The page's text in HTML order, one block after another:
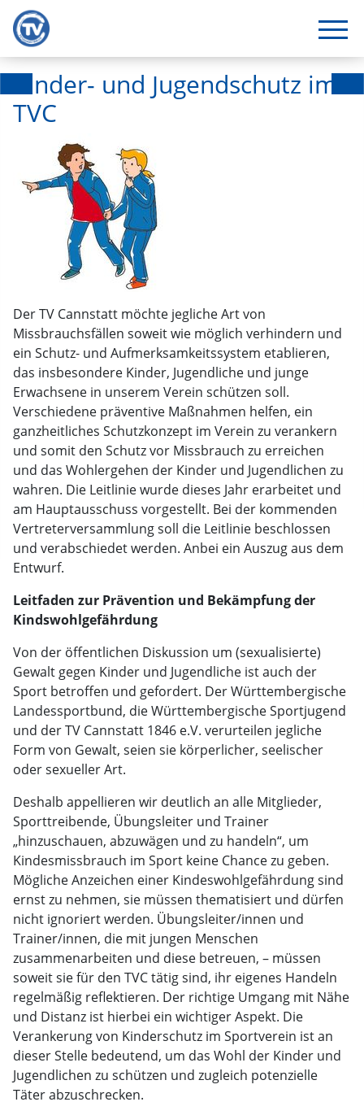
Kinder- und Jugendschutz im
TVC
Der TV Cannstatt möchte jegliche Art von
Missbrauchsfällen soweit wie möglich verhindern und
ein Schutz- und Aufmerksamkeitssystem etablieren,
das insbesondere Kinder, Jugendliche und junge
Erwachsene in unserem Verein schützen soll.
Verschiedene präventive Maßnahmen helfen, ein
ganzheitliches Schutzkonzept im Verein zu verankern
und somit den Schutz vor Missbrauch zu erreichen
und das Wohlergehen der Kinder und Jugendlichen zu
wahren. Die Leitlinie wurde dieses Jahr erarbeitet und
am Hauptausschuss vorgestellt. Bei der kommenden
Vertreterversammlung soll die Leitlinie beschlossen
und verabschiedet werden. Anbei ein Auszug aus dem
Entwurf.
Leitfaden zur Prävention und Bekämpfung der
Kindswohlgefährdung
Von der öffentlichen Diskussion um (sexualisierte)
Gewalt gegen Kinder und Jugendliche ist auch der
Sport betroffen und gefordert. Der Württembergische
Landessportbund, die Württembergische Sportjugend
und der TV Cannstatt 1846 e.V. verurteilen jegliche
Form von Gewalt, seien sie körperlicher, seelischer
oder sexueller Art.
Deshalb appellieren wir deutlich an alle Mitglieder,
Sporttreibende, Übungsleiter und Trainer
„hinzuschauen, abzuwägen und zu handeln“, um
Kindesmissbrauch im Sport keine Chance zu geben.
Mögliche Anzeichen einer Kindeswohlgefährdung sind
ernst zu nehmen, sie müssen thematisiert und dürfen
nicht ignoriert werden. Übungsleiter/innen und
Trainer/innen, die mit jungen Menschen
zusammenarbeiten und diese betreuen, – müssen
soweit sie für den TVC tätig sind, ihr eigenes Handeln
regelmäßig reflektieren. Der richtige Umgang mit Nähe
und Distanz ist hierbei ein wichtiger Aspekt. Die
Verankerung von Kinderschutz im Sportverein ist an
dieser Stelle bedeutend, um das Wohl der Kinder und
Jugendlichen zu schützen und zugleich potenzielle
Täter abzuschrecken.